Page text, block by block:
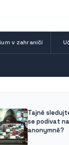
v zahraničí
Tajně
se podívat
anonymně?